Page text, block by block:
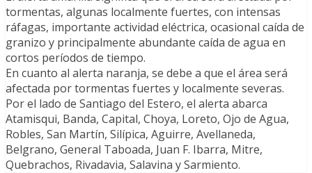
tormentas, algunas localmente fuertes, con intensas
ráfagas, importante actividad eléctrica, ocasional caída de
granizo y principalmente abundante caída de agua en
cortos períodos de tiempo.
En cuanto al alerta naranja, se debe a que el área será
afectada por tormentas fuertes y localmente severas.
Por el lado de Santiago del Estero, el alerta abarca
Atamisqui, Banda, Capital, Choya, Loreto, Ojo de Agua,
Robles, San Martín, Silípica, Aguirre, Avellaneda,
Belgrano, General Taboada, Juan F. Ibarra, Mitre,
Quebrachos, Rivadavia, Salavina y Sarmiento.